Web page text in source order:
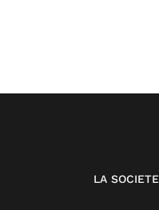
LA SOCIETE